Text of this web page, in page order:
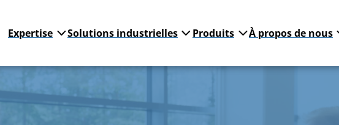
Expertise Solutions industrielles Produits À propos de nous